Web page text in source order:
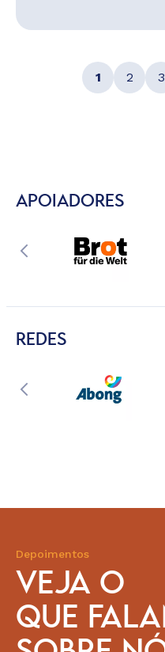
1 2 3
APOIADORES
REDES
Depoimentos
VEJA O
QUE